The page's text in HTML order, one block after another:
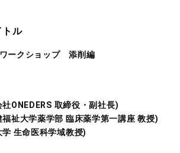
トル
ークショップ 添削編
ONEDERS 取締役・副社長)
祉大学薬学部 臨床薬学第一講座 教授)
生命医科学域教授)